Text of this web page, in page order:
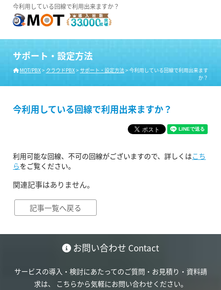
今利用している回線で利用出来ますか？
サポート・設定方法
MOT/PBX> クラウドPBX> サポート・設定方法>今利用している回線で利用出来ます
か？
今利用している回線で利用出来ますか？
利用可能な回線、不可の回線がございますので、詳しくはこち
らをご覧ください。
関連記事はありません。
記事一覧へ戻る
お問い合わせ Contact
サービスの導入・検討にあたってのご質問・お見積り・資料請
求は、
こちらから気軽にお問い合わせください。